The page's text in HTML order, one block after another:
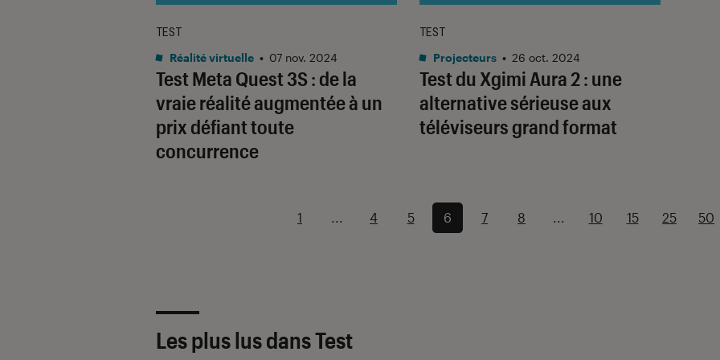
Test Meta Quest 3S : de la
vraie réalité augmentée à un
prix défiant toute
concurrence
TEST
Réalité virtuelle • 07 nov. 2024
Test du Xgimi Aura 2 : une
alternative sérieuse aux
téléviseurs grand format
TEST
Projecteurs • 26 oct. 2024
1 ... 4 5 6 7 8 ... 10 15 25 50
Les plus lus dans Test